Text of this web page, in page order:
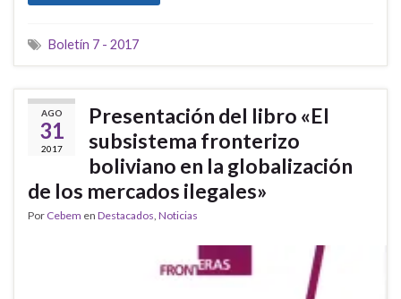
Boletín 7 - 2017
AGO
31
2017
Presentación del libro «El
subsistema fronterizo
boliviano en la globalización
de los mercados ilegales»
Por Cebem en Destacados, Noticias